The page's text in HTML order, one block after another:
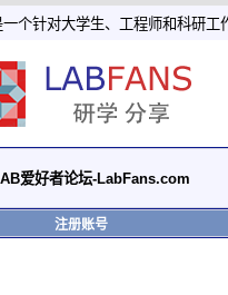
一个针对大学生、工程师和科研工
爱好者论坛-LabFans.com
注册账号